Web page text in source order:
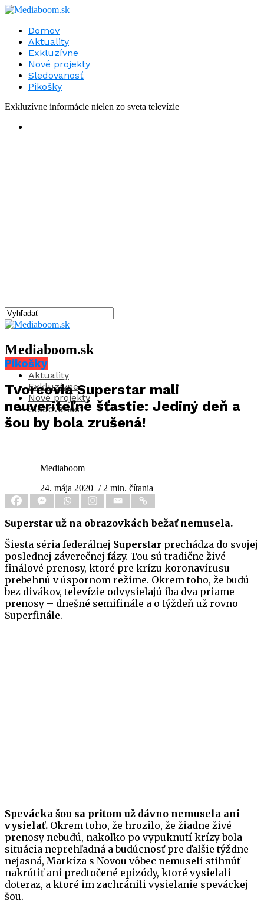
Domov
Aktuality
Exkluzívne
Nové projekty
Sledovanosť
Pikošky
Exkluzívne informácie nielen zo sveta televízie
Mediaboom.sk
Aktuality
Exkluzívne
Nové projekty
Sledovanosť
Pikošky
Tvorcovia Superstar mali
neuveriteľné šťastie: Jediný deň a
šou by bola zrušená!
Mediaboom
24. mája 2020 / 2 min. čítania
Superstar už na obrazovkách bežať nemusela.
Šiesta séria federálnej Superstar prechádza do svojej
poslednej záverečnej fázy. Tou sú tradične živé
finálové prenosy, ktoré pre krízu koronavírusu
prebehnú v úspornom režime. Okrem toho, že budú
bez divákov, televízie odvysielajú iba dva priame
prenosy – dnešné semifinále a o týždeň už rovno
Superfinále.
Spevácka šou sa pritom už dávno nemusela ani
vysielať. Okrem toho, že hrozilo, že žiadne živé
prenosy nebudú, nakoľko po vypuknutí krízy bola
situácia neprehľadná a budúcnosť pre ďalšie týždne
nejasná, Markíza s Novou vôbec nemuseli stihnúť
nakrútiť ani predtočené epizódy, ktoré vysielali
doteraz, a ktoré im zachránili vysielanie speváckej
šou.